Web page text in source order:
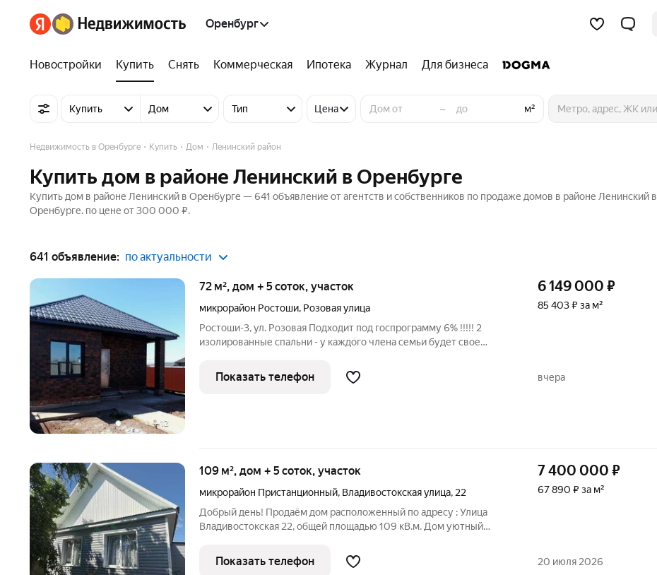
Оренбург
Новостройки Купить Снять Коммерческая Ипотека Журнал Для бизнеса
Купить Дом Тип Цена – м²
Недвижимость в Оренбурге Купить Дом Ленинский район
Купить дом в районе Ленинский в Оренбурге
Купить дом в районе Ленинский в Оренбурге — 641 объявление от агентств и собственников по продаже домов в районе Ленинский в
Оренбурге. по цене от 300 000 ₽.
641 объявление: по актуальности
+12
72 м², дом + 5 соток, участок
микрорайон Ростоши, Розовая улица
Ростоши-3, ул. Розовая Подходит под госпрограмму 6% !!!!! 2
изолированные спальни - у каждого члена семьи будет свое
санузел с окном. Отдельно котельная площадью 8 кв.м. Дом
продается в
6 149 000 ₽
85 403 ₽ за м²
Показать телефон вчера
109 м², дом + 5 соток, участок
микрорайон Пристанционный, Владивостокская улица, 22
Добрый день! Продаём дом расположенный по адресу : Улица
Владивостокская 22, общей площадью 109 кВ.м. Дом уютный
курочек В 10 минутах школа 11 и автобусная остановка ( маршрут
62 и 23
7 400 000 ₽
67 890 ₽ за м²
Показать телефон 20 июля 2026